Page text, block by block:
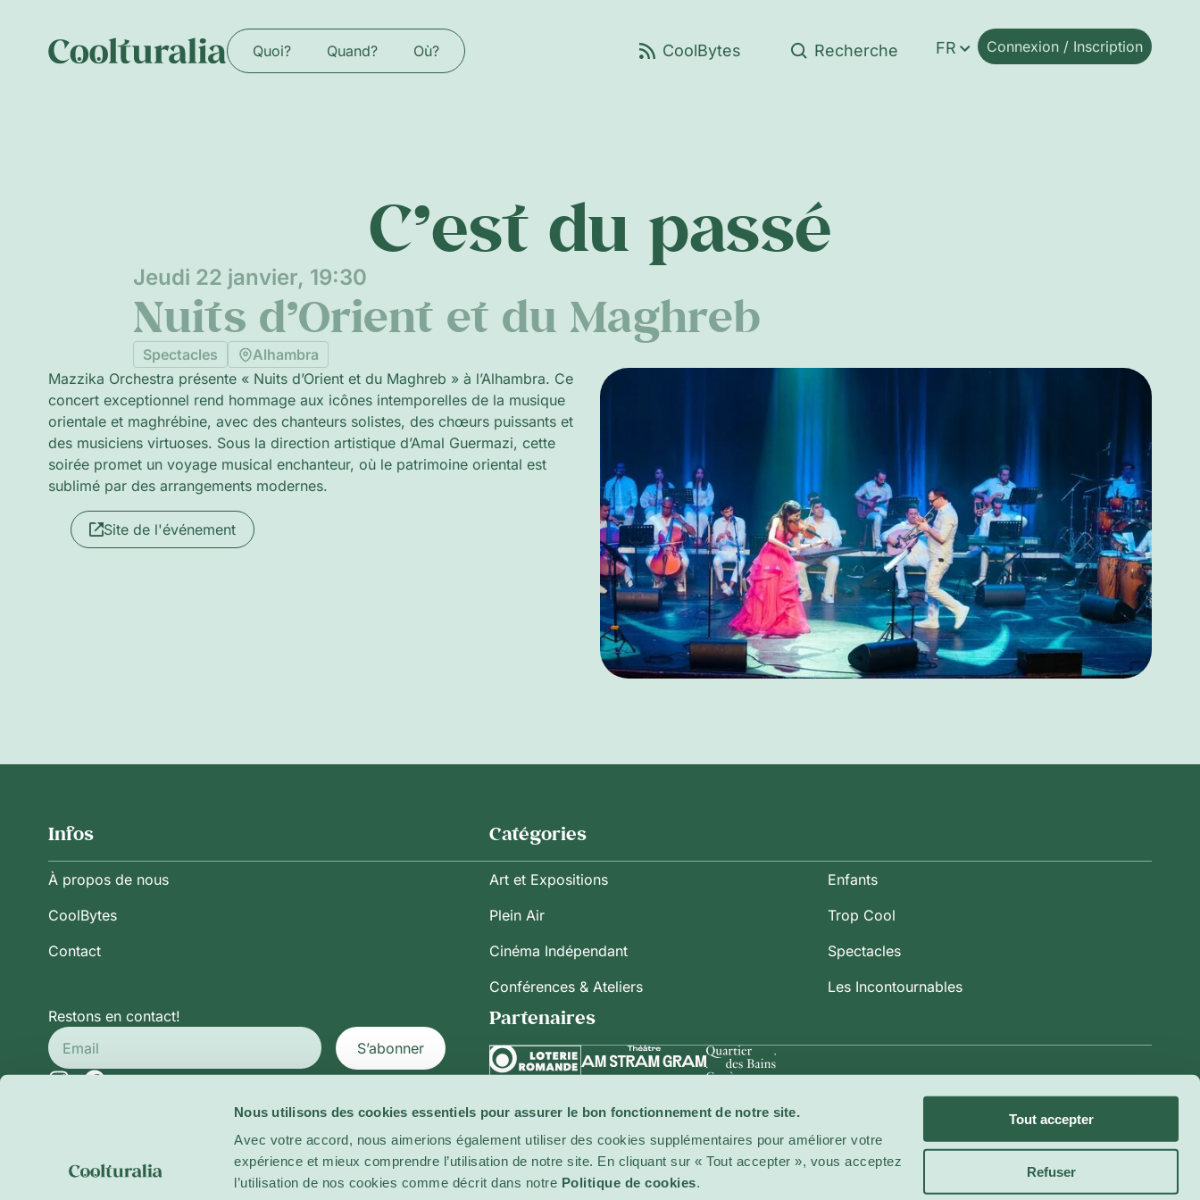
Nous utilisons des cookies essentiels pour assurer le bon fonctionnement de notre site.
Avec votre accord, nous aimerions également utiliser des cookies supplémentaires pour améliorer votre
expérience et mieux comprendre l’utilisation de notre site. En cliquant sur « Tout accepter », vous acceptez
l’utilisation de nos cookies comme décrit dans notre Politique de cookies.
Tout accepter
Refuser
Quoi? Quand? Où? FR Connexion / Inscription
C’est du passé
Jeudi 22 janvier, 19:30
Nuits d’Orient et du Maghreb
Spectacles
Alhambra
Mazzika Orchestra présente « Nuits d’Orient et du Maghreb » à l’Alhambra. Ce
concert exceptionnel rend hommage aux icônes intemporelles de la musique
orientale et maghrébine, avec des chanteurs solistes, des chœurs puissants et
des musiciens virtuoses. Sous la direction artistique d’Amal Guermazi, cette
soirée promet un voyage musical enchanteur, où le patrimoine oriental est
sublimé par des arrangements modernes.
Site de l'événement
Infos
À propos de nous
CoolBytes
Contact
Catégories
Art et Expositions
Plein Air
Cinéma Indépendant
Conférences & Ateliers
Enfants
Trop Cool
Spectacles
Les Incontournables
Restons en contact!
S’abonner
Conditions Générales d’Utilisation
Partenaires